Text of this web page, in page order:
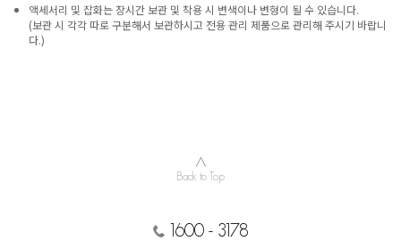
액세서리 및 잡화는 장시간 보관 및 착용 시 변색이나 변형이 될 수 있습니다.
(보관 시 각각 따로 구분해서 보관하시고 전용 관리 제품으로 관리해 주시기 바랍니
다.)
∧
Back to Top
1600 - 3178